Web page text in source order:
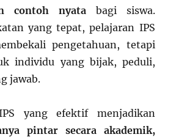
contoh nyata bagi siswa.
yang tepat, pelajaran IPS
pengetahuan, tetapi
individu yang bijak, peduli,
jawab.
yang efektif menjadikan
pintar secara akademik,